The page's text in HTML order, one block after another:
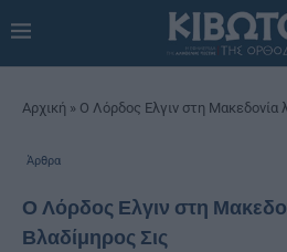
Αρχική » Ο Λόρδος Ελγιν στη Μακεδονία
Άρθρα
Ο Λόρδος Ελγιν στη
Βλαδίμηρος Σις